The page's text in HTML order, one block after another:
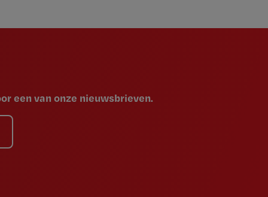
een van onze nieuwsbrieven.